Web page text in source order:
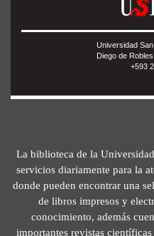
Universidad
Diego de
+593
La biblioteca de la
servicios diariamente para la
donde pueden encontrar una
de libros impresos y
conocimiento, además
importantes revistas